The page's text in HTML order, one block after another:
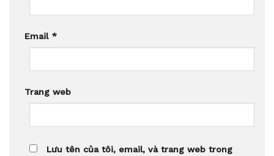
Email *
Trang web
Lưu tên của tôi, email, và trang web trong